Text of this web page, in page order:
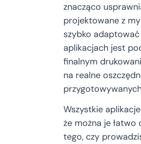
znacząco
projektowane z
szybko
aplikacjach jest
finalnym
na realne
Wszystkie
że można je
tego, czy